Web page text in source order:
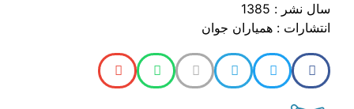
سال نشر : 1385
انتشارات : همیاران جوان